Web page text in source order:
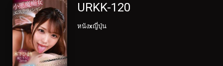
URKK-120
หนังxญี่ปุ่น